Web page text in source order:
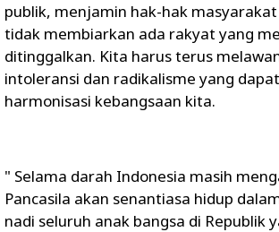
publik, menjamin hak-hak
tidak membiarkan ada rakyat yang
ditinggalkan. Kita harus terus
intoleransi dan radikalisme yang
harmonisasi kebangsaan kita.
" Selama darah Indonesia masih
Pancasila akan senantiasa hidup
nadi seluruh anak bangsa di Republik